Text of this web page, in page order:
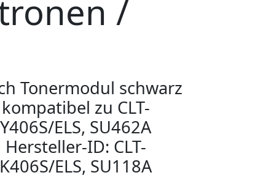
/
Tonermodul schwarz
kompatibel zu CLT-
Y406S/ELS, SU462A
Hersteller-ID: CLT-
K406S/ELS, SU118A